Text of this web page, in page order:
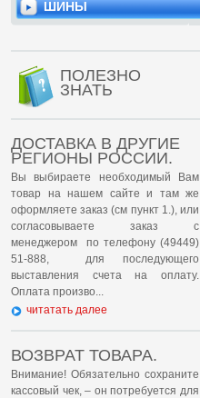
ШИНЫ
ПОЛЕЗНО
ЗНАТЬ
ДОСТАВКА В ДРУГИЕ
РЕГИОНЫ РОССИИ.
Вы выбираете необходимый Вам
товар на нашем сайте и там же
оформляете заказ (см пункт 1.), или
согласовываете заказ с
менеджером по телефону (49449)
51-888, для последующего
выставления счета на оплату.
Оплата произво...
читатать далее
ВОЗВРАТ ТОВАРА.
Внимание! Обязательно сохраните
кассовый чек, – он потребуется для